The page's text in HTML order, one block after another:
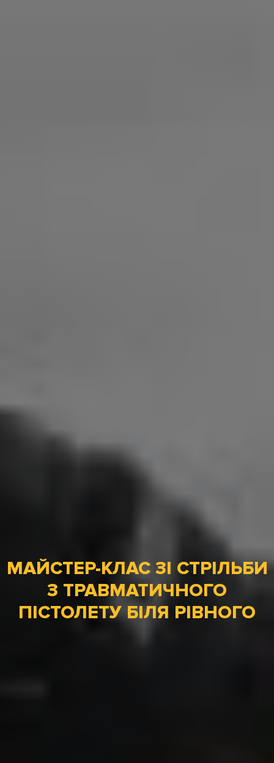
МАЙСТЕР-КЛАС ЗІ СТРІЛЬБИ
З ТРАВМАТИЧНОГО
ПІСТОЛЕТУ БІЛЯ РІВНОГО